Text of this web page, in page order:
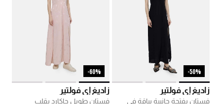
50%-
زاديغ إي فولتير
فستان بفتحة جانبية بياقة في
60%-
زاديغ إي فولتير
فستان طويل جاكارد بقلب